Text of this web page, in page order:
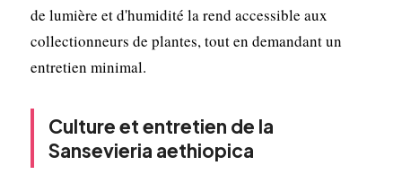
de lumière et d'humidité la rend accessible aux
collectionneurs de plantes, tout en demandant un
entretien minimal.
Culture et entretien de la
Sansevieria aethiopica